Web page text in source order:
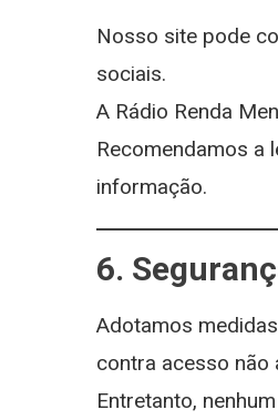
Nosso site pode
sociais.
A Rádio Renda
Recomendamos a
informação.
6.
Adotamos
contra acesso não
Entretanto,